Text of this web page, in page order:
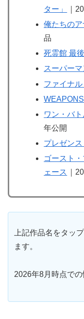
ター」
｜
俺たちの
品
死霊館 最
スーパーマ
ファイナ
ワン・バ
年公開
プレゼン
ゴースト
ェース
｜
上記作品名をタッ
ます。
2026年8月時点での